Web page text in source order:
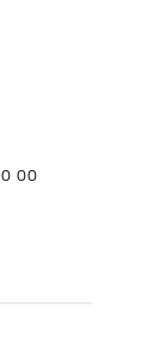
00